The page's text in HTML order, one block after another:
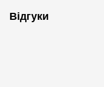
Відгуки